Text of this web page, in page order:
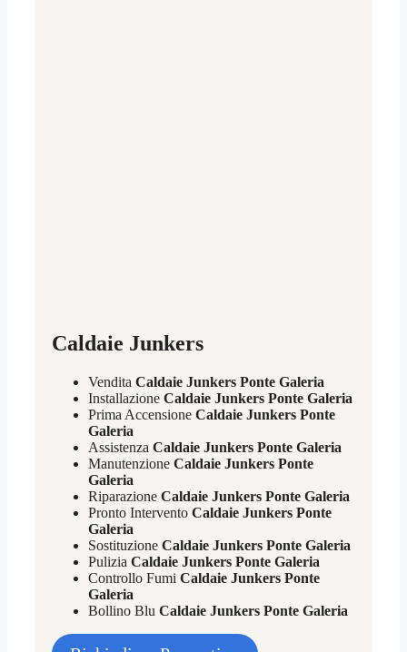
Caldaie Junkers
Vendita Caldaie Junkers Ponte Galeria
Installazione Caldaie Junkers Ponte Galeria
Prima Accensione Caldaie Junkers Ponte
Galeria
Assistenza Caldaie Junkers Ponte Galeria
Manutenzione Caldaie Junkers Ponte
Galeria
Riparazione Caldaie Junkers Ponte Galeria
Pronto Intervento Caldaie Junkers Ponte
Galeria
Sostituzione Caldaie Junkers Ponte Galeria
Pulizia Caldaie Junkers Ponte Galeria
Controllo Fumi Caldaie Junkers Ponte
Galeria
Bollino Blu Caldaie Junkers Ponte Galeria